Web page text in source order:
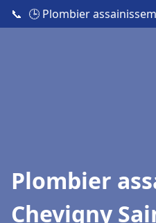
📞 🕒 Plombier
Plombier
Chevigny